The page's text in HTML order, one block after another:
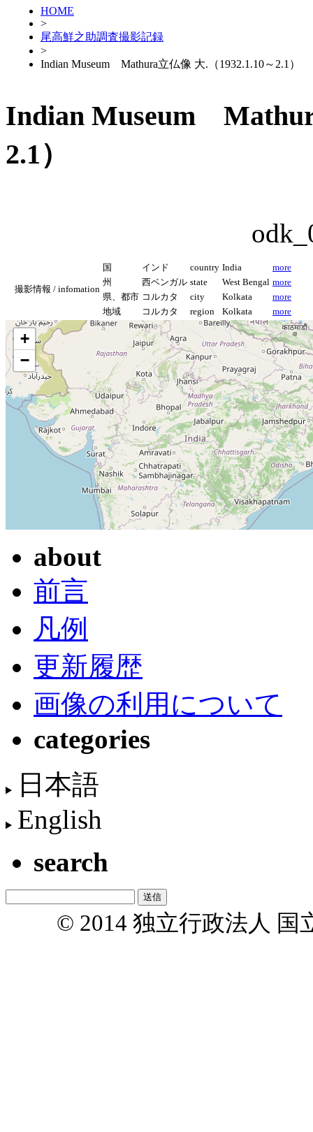
HOME
>
尾高鮮之助調査撮影記録
>
Indian Museum Mathura立仏像 大.（1932.1.10～2.1）
Indian Museum
2.1）
撮影情報 / infomation
国 インド country India
more
州
西ベンガル state West Bengal more
県、都市 コルカタ city Kolkata
more
地域
コルカタ region Kolkata more
+
−
about
前言
凡例
更新履歴
画像の利用について
categories
日本語
English
search
© 2014 独立行政法人 国